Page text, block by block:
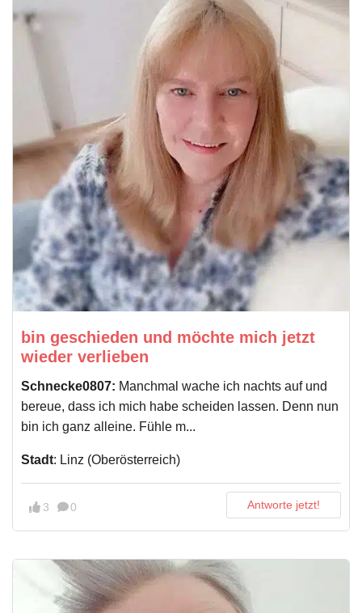
bin geschieden und möchte mich jetzt
wieder verlieben
Schnecke0807: Manchmal wache ich nachts auf und
bereue, dass ich mich habe scheiden lassen. Denn nun
bin ich ganz alleine. Fühle m...
Stadt: Linz (Oberösterreich)
3 0 Antworte jetzt!